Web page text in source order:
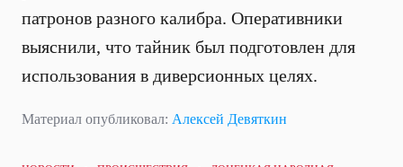
патронов разного калибра. Оперативники
выяснили, что тайник был подготовлен для
использования в диверсионных целях.
Материал опубликовал: Алексей Девяткин